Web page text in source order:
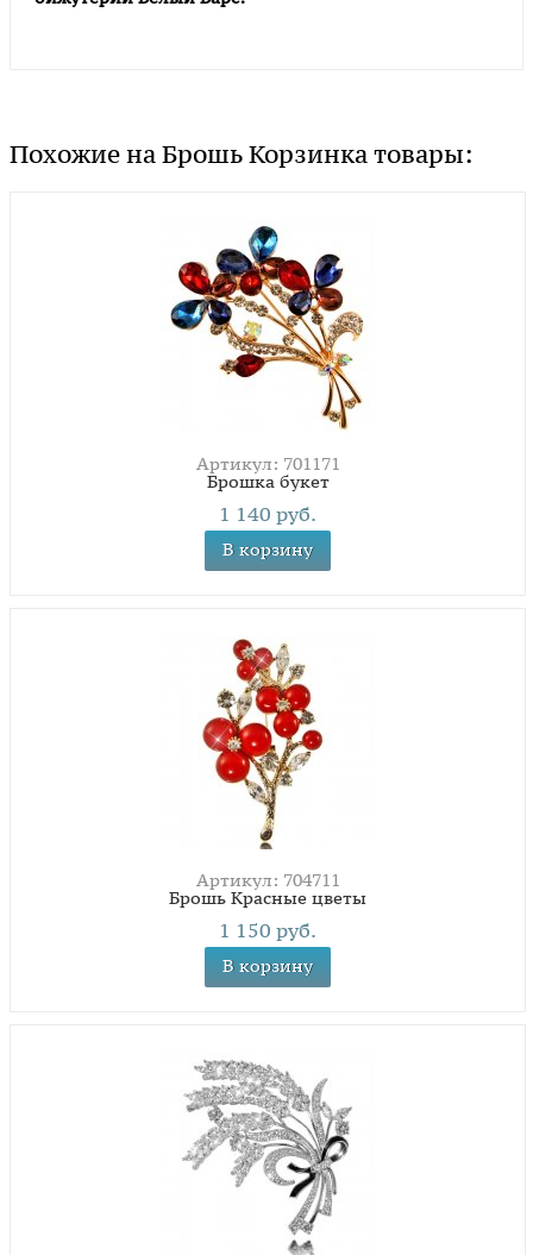
Похожие на Брошь Корзинка товары:
Артикул: 701171
Брошка букет
1 140 руб.
В корзину
Артикул: 704711
Брошь Красные цветы
1 150 руб.
В корзину